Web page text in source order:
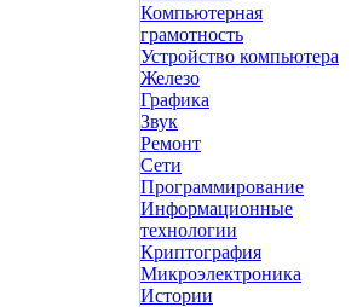
Компьютерная
грамотность
Устройство компьютера
Железо
Графика
Звук
Ремонт
Сети
Программирование
Информационные
технологии
Криптография
Микроэлектроника
Истории